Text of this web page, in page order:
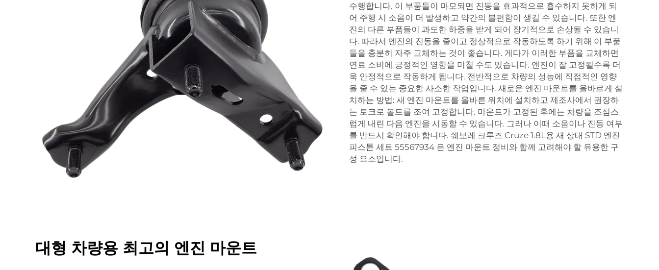
수행합니다. 이 부품들이 마모되면 진동을 효과적으로 흡수하지 못하게 되
어 주행 시 소음이 더 발생하고 약간의 불편함이 생길 수 있습니다. 또한 엔
진의 다른 부품들이 과도한 하중을 받게 되어 장기적으로 손상될 수 있습니
다. 따라서 엔진의 진동을 줄이고 정상적으로 작동하도록 하기 위해 이 부품
들을 충분히 자주 교체하는 것이 좋습니다. 게다가 이러한 부품을 교체하면
연료 소비에 긍정적인 영향을 미칠 수도 있습니다. 엔진이 잘 고정될수록 더
욱 안정적으로 작동하게 됩니다. 전반적으로 차량의 성능에 직접적인 영향
을 줄 수 있는 중요한 사소한 작업입니다. 새로운 엔진 마운트를 올바르게 설
치하는 방법: 새 엔진 마운트를 올바른 위치에 설치하고 제조사에서 권장하
는 토크로 볼트를 조여 고정합니다. 마운트가 고정된 후에는 차량을 조심스
럽게 내린 다음 엔진을 시동할 수 있습니다. 그러나 이때 소음이나 진동 여부
를 반드시 확인해야 합니다. 쉐보레 크루즈 Cruze 1.8L용 새 상태 STD 엔진
피스톤 세트 55567934 은 엔진 마운트 정비와 함께 고려해야 할 유용한 구
성 요소입니다.
대형 차량용 최고의 엔진 마운트